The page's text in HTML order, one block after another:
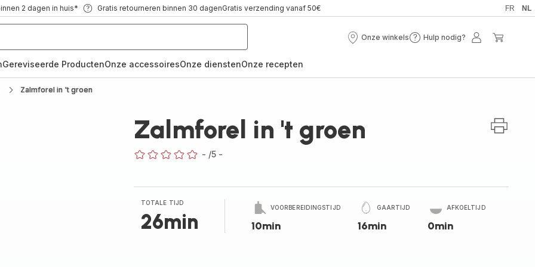
2 dagen in huis* Gratis retourneren binnen 30 dagenGratis verzending vanaf 50€ FR NL
Onze winkels
Onze
Hulp nodig?
Hulp
Mijn
Gereviseerde ProductenOnze accessoiresOnze dienstenOnze recepten
Zalmforel in 't groen
Zalmforel in 't groen
- /5 -
TOTALE TIJD
26min
VOORBEREIDINGSTIJD
10min
GAARTIJD
16min
AFKOELTIJD
0min